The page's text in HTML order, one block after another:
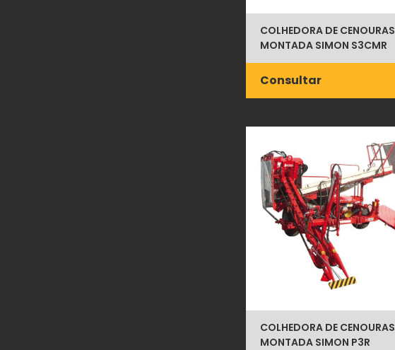
COLHEDORA DE CENOURAS
MONTADA SIMON S3CMR
Consultar
COLHEDORA DE CENOURAS
MONTADA SIMON P3R